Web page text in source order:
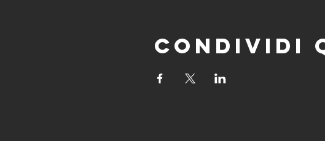
Condividi